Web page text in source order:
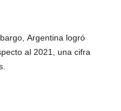
Argentina logró
al 2021, una cifra